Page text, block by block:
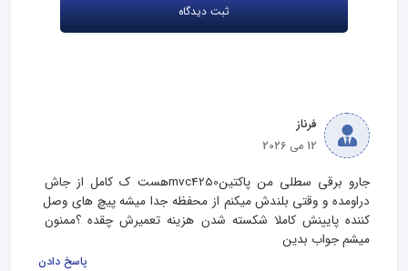
فرناز
12 می 2026
جارو برقی سطلی من پاکتینmvc4250هست ک کامل از جاش
دراومده و وقتی بلندش میکنم از محفظه جدا میشه پیچ های وصل
کننده پایینش کاملا شکسته شدن هزینه تعمیرش چقده ؟ممنون
میشم جواب بدین
پاسخ دادن